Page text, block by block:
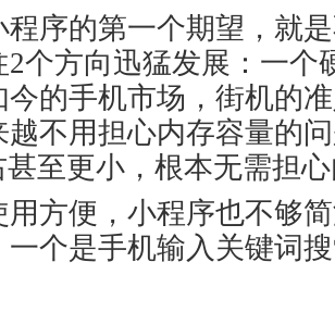
程序的第一个期望，就
2个方向迅猛发展：一个
今的手机市场，街机的
越不用担心内存容量的
甚至更小，根本无需担
用方便，小程序也不够
一个是手机输入关键词